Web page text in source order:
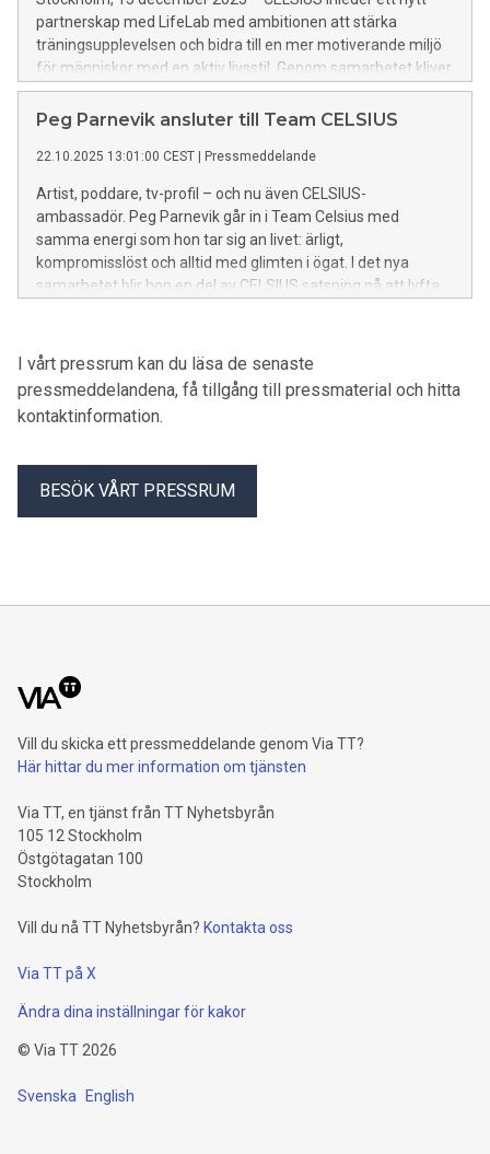
partnerskap med LifeLab med ambitionen att stärka
träningsupplevelsen och bidra till en mer motiverande miljö
för människor med en aktiv livsstil. Genom samarbetet kliver
CELSIUS in som officiell dryckespartner till LifeLab, som
driver Nordens första HYROX Performance Center och på
Samarbetet tar plats i LifeLabs 1200 kvadratmeter stora
och avancerade tester som VO2 Max, laktattröskel och
Motion Metric kombineras. Med partnerskapet kommer
CELSIUS att bidra med en dryckesupplevelse som är
anpassad för en modern träningskultur där gemenskap,
nyfikenhet och utveckling står i fokus, kompletterad av
och utveckling är centralt. Det är precis den typen av
sammanhang där CELSIUS vill finnas. Vi vill vara med och
skapa
Peg Parnevik ansluter till Team CELSIUS
22.10.2025 13:01:00 CEST Pressmeddelande
Artist, poddare, tv-profil – och nu även CELSIUS-
ambassadör. Peg Parnevik går in i Team Celsius med
samma energi som hon tar sig an livet: ärligt,
kompromisslöst och alltid med glimten i ögat. I det nya
samarbetet blir hon en del av CELSIUS satsning på att lyfta
I vårt pressrum kan du läsa de senaste
pressmeddelandena, få tillgång till pressmaterial och hitta
kontaktinformation.
BESÖK VÅRT PRESSRUM
Vill du skicka ett pressmeddelande genom Via TT?
Här hittar du mer information om tjänsten
Via TT, en tjänst från TT Nyhetsbyrån
105 12 Stockholm
Östgötagatan 100
Stockholm
Vill du nå TT Nyhetsbyrån? Kontakta oss
Via TT på X
Ändra dina inställningar för kakor
© Via TT 2026
Svenska English